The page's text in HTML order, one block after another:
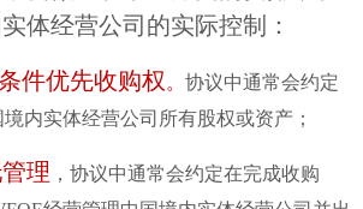
体经营公司的实际控制：
件优先收购权 。 协议中通常会约定
内实体经营公司所有股权或资产；
理 ，协议中通常会约定在完成收购